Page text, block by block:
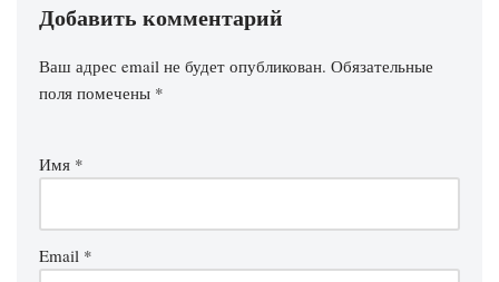
Добавить комментарий
Ваш адрес email не будет опубликован. Обязательные
поля помечены *
Имя *
Email *